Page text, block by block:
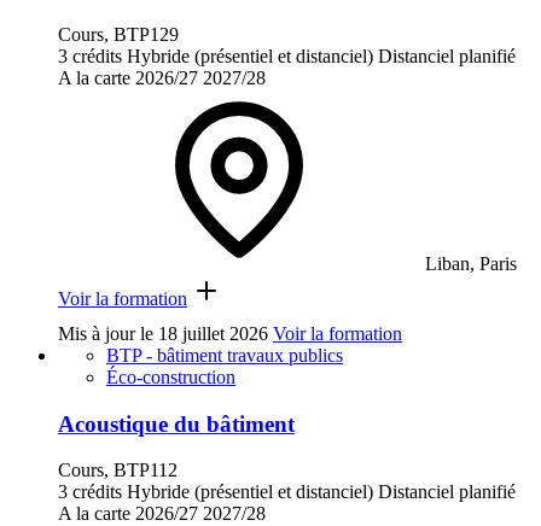
Cours, BTP129
3 crédits Hybride (présentiel et distanciel) Distanciel planifié
A la carte 2026/27 2027/28
Liban, Paris
Voir la formation
Mis à jour le 18 juillet 2026 Voir la formation
BTP - bâtiment travaux publics
Éco-construction
Acoustique du bâtiment
Cours, BTP112
3 crédits Hybride (présentiel et distanciel) Distanciel planifié
A la carte 2026/27 2027/28